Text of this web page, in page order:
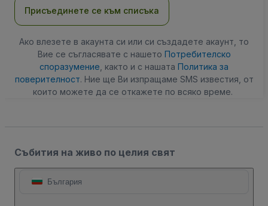
Присъединете се към списъка
Ако влезете в акаунта си или си създадете акаунт, то
Вие се съгласявате с нашето Потребителско
споразумение , както и с нашата Политика за
поверителност. Ние ще Ви изпращаме SMS известия, от
които можете да се откажете по всяко време.
Събития на живо по целия свят
България